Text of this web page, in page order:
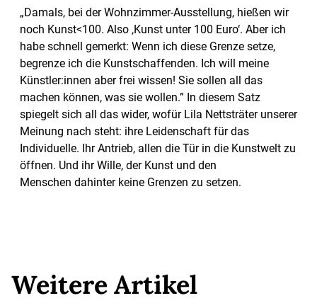
„Damals, bei der Wohnzimmer-Ausstellung, hießen wir
noch Kunst<100. Also ‚Kunst unter 100 Euro‘. Aber ich
habe schnell gemerkt: Wenn ich diese Grenze setze,
begrenze ich die Kunstschaffenden. Ich will meine
Künstler:innen aber frei wissen! Sie sollen all das
machen können, was sie wollen.” In diesem Satz
spiegelt sich all das wider, wofür Lila Nettsträter unserer
Meinung nach steht: ihre Leidenschaft für das
Individuelle. Ihr Antrieb, allen die Tür in die Kunstwelt zu
öffnen. Und ihr Wille, der Kunst und den
Menschen dahinter keine Grenzen zu setzen.
Weitere Artikel